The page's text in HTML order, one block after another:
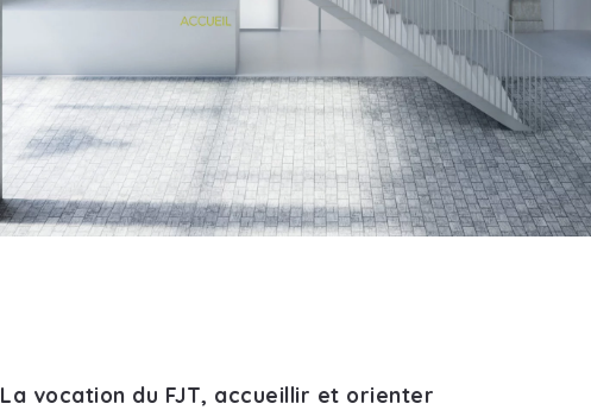
La vocation du FJT, accueillir et orienter